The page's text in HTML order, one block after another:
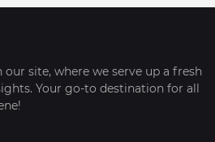
site, where we serve up a fresh
Your go-to destination for all